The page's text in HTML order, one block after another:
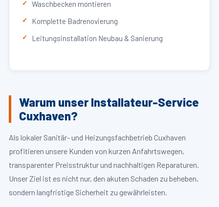
Waschbecken montieren
Komplette Badrenovierung
Leitungsinstallation Neubau & Sanierung
Warum unser Installateur-Service
Cuxhaven?
Als lokaler Sanitär- und Heizungsfachbetrieb Cuxhaven
profitieren unsere Kunden von kurzen Anfahrtswegen,
transparenter Preisstruktur und nachhaltigen Reparaturen.
Unser Ziel ist es nicht nur, den akuten Schaden zu beheben,
sondern langfristige Sicherheit zu gewährleisten.